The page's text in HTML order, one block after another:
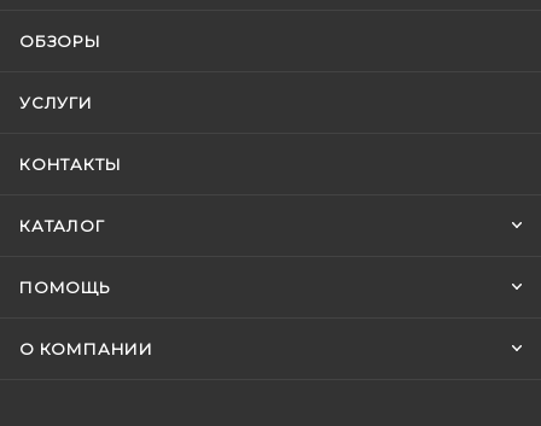
ОБЗОРЫ
УСЛУГИ
КОНТАКТЫ
КАТАЛОГ
ПОМОЩЬ
О КОМПАНИИ